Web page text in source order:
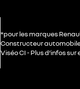
*pour les marques
Constructeur
Viséo CI - Plus d’infos